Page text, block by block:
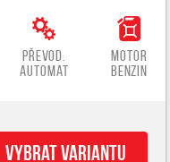
Převod.
automat
Motor
benzin
Vybrat variantu